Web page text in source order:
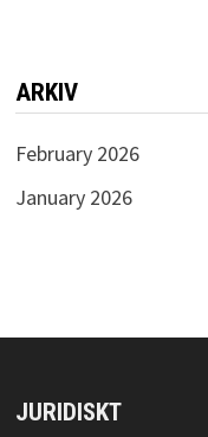
ARKIV
February 2026
January 2026
JURIDISKT